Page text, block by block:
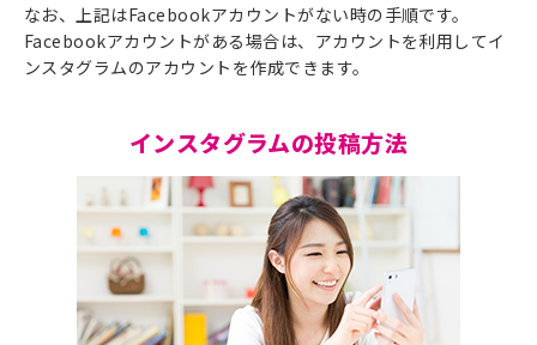
なお、上記はFacebookアカウントがない時の手順です。
Facebookアカウントがある場合は、アカウントを利用してイ
ンスタグラムのアカウントを作成できます。
インスタグラムの投稿方法